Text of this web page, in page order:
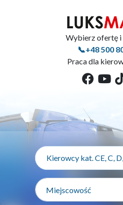
Wybierz ofertę i
📞+48 500
Praca dla
Kierowcy kat. CE, C,